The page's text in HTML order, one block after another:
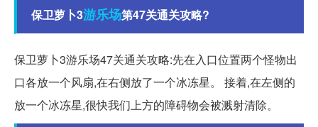
保卫萝卜3游乐场第47关通关攻略?
保卫萝卜3游乐场47关通关攻略:先在入口位置两个怪物出
口各放一个风扇,在右侧放了一个冰冻星。 接着,在左侧的
放一个冰冻星,很快我们上方的障碍物会被溅射清除。